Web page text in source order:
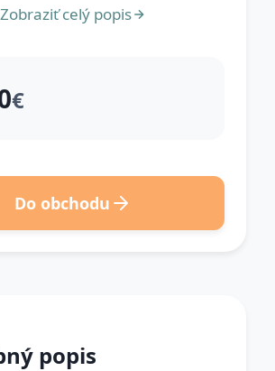
Zobraziť celý popis
€
Do obchodu
popis